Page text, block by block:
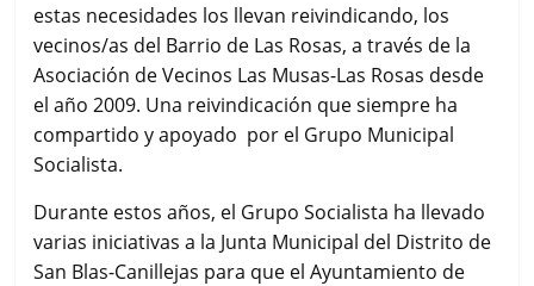
estas necesidades los llevan reivindicando, los
vecinos/as del Barrio de Las Rosas, a través de la
Asociación de Vecinos Las Musas-Las Rosas desde
el año 2009. Una reivindicación que siempre ha
compartido y apoyado por el Grupo Municipal
Socialista.
Durante estos años, el Grupo Socialista ha llevado
varias iniciativas a la Junta Municipal del Distrito de
San Blas-Canillejas para que el Ayuntamiento de